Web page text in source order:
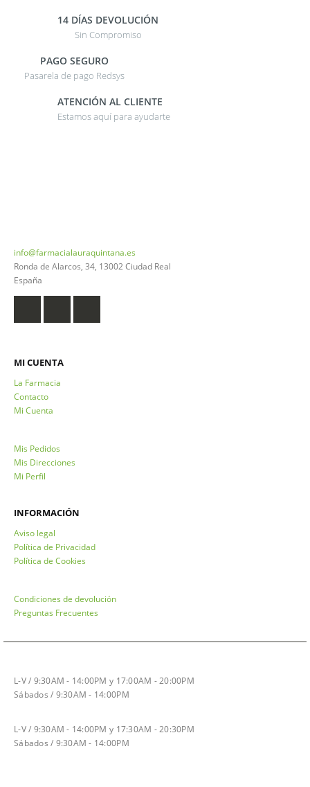
14 DÍAS DEVOLUCIÓN
Sin Compromiso
PAGO SEGURO
Pasarela de pago Redsys
ATENCIÓN AL CLIENTE
Estamos aquí para ayudarte
info@farmacialauraquintana.es
Ronda de Alarcos, 34, 13002 Ciudad Real
España
MI CUENTA
La Farmacia
Contacto
Mi Cuenta
Mis Pedidos
Mis Direcciones
Mi Perfil
INFORMACIÓN
Aviso legal
Política de Privacidad
Política de Cookies
Condiciones de devolución
Preguntas Frecuentes
L-V / 9:30AM - 14:00PM y 17:00AM - 20:00PM
Sábados / 9:30AM - 14:00PM
L-V / 9:30AM - 14:00PM y 17:30AM - 20:30PM
Sábados / 9:30AM - 14:00PM